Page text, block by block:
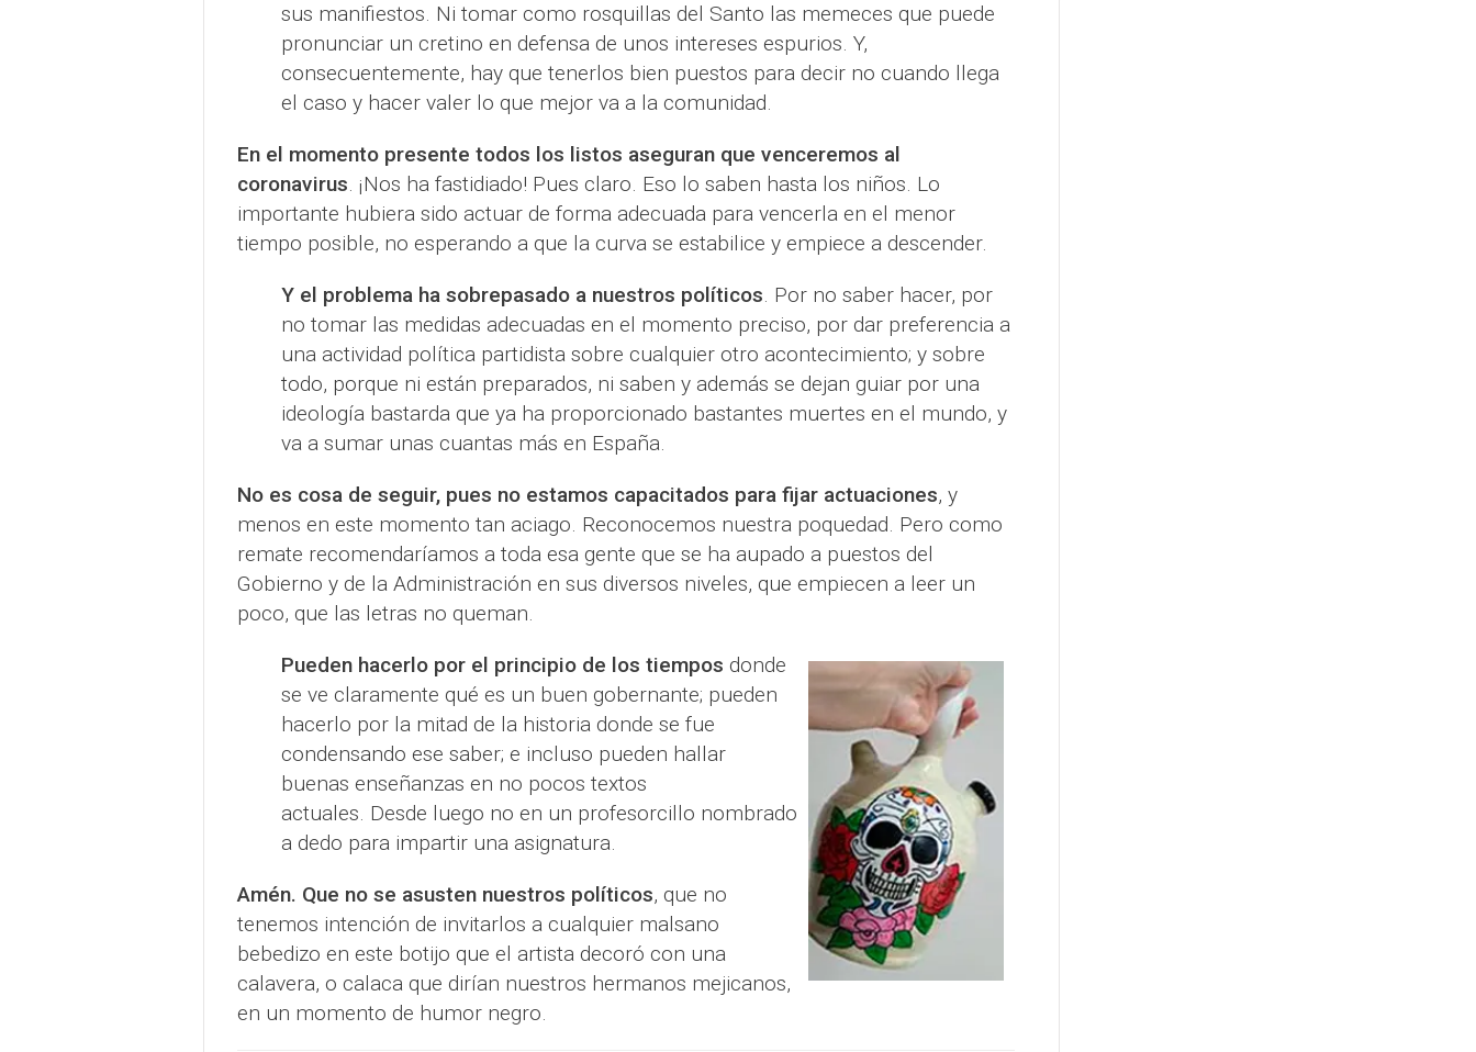
sus manifiestos. Ni tomar como rosquillas del Santo las memeces que puede
pronunciar un cretino en defensa de unos intereses espurios. Y,
consecuentemente, hay que tenerlos bien puestos para decir no cuando llega
el caso y hacer valer lo que mejor va a la comunidad.
En el momento presente todos los listos aseguran que venceremos al
coronavirus. ¡Nos ha fastidiado! Pues claro. Eso lo saben hasta los niños. Lo
importante hubiera sido actuar de forma adecuada para vencerla en el menor
tiempo posible, no esperando a que la curva se estabilice y empiece a descender.
Y el problema ha sobrepasado a nuestros políticos. Por no saber hacer, por
no tomar las medidas adecuadas en el momento preciso, por dar preferencia a
una actividad política partidista sobre cualquier otro acontecimiento; y sobre
todo, porque ni están preparados, ni saben y además se dejan guiar por una
ideología bastarda que ya ha proporcionado bastantes muertes en el mundo, y
va a sumar unas cuantas más en España.
No es cosa de seguir, pues no estamos capacitados para fijar actuaciones, y
menos en este momento tan aciago. Reconocemos nuestra poquedad. Pero como
remate recomendaríamos a toda esa gente que se ha aupado a puestos del
Gobierno y de la Administración en sus diversos niveles, que empiecen a leer un
poco, que las letras no queman.
Pueden hacerlo por el principio de los tiempos donde
se ve claramente qué es un buen gobernante; pueden
hacerlo por la mitad de la historia donde se fue
condensando ese saber; e incluso pueden hallar
buenas enseñanzas en no pocos textos
actuales. Desde luego no en un profesorcillo nombrado
a dedo para impartir una asignatura.
Amén. Que no se asusten nuestros políticos, que no
tenemos intención de invitarlos a cualquier malsano
bebedizo en este botijo que el artista decoró con una
calavera, o calaca que dirían nuestros hermanos mejicanos,
en un momento de humor negro.